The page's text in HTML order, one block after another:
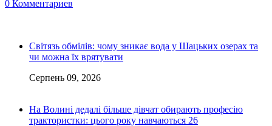
0 Комментариев
Світязь обмілів: чому зникає вода у Шацьких озерах та
чи можна їх врятувати
Серпень 09, 2026
На Волині дедалі більше дівчат обирають професію
трактористки: цього року навчаються 26